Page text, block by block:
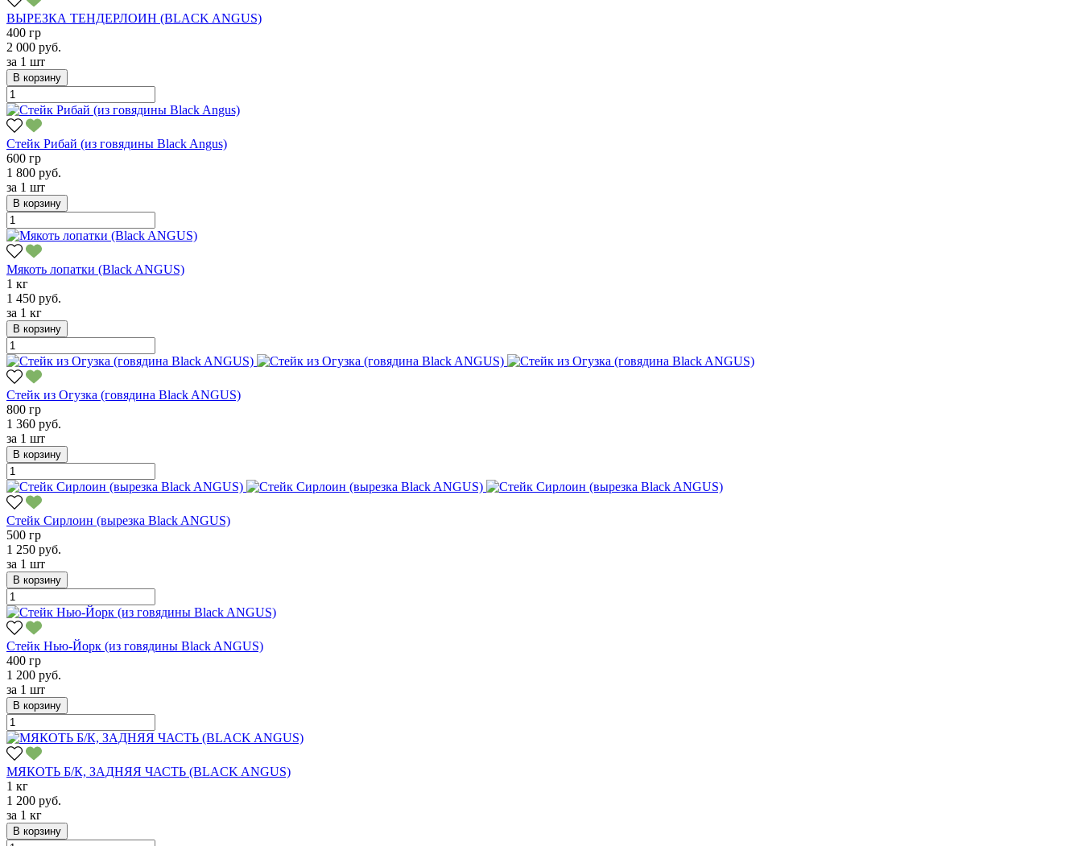
ВЫРЕЗКА ТЕНДЕРЛОИН (BLACK ANGUS)
400 гр
2 000 руб.
за 1 шт
В корзину
Стейк Рибай (из говядины Black Angus)
600 гр
1 800 руб.
за 1 шт
В корзину
Мякоть лопатки (Black ANGUS)
1 кг
1 450 руб.
за 1 кг
В корзину
Стейк из Огузка (говядина Black ANGUS)
800 гр
1 360 руб.
за 1 шт
В корзину
Стейк Сирлоин (вырезка Black ANGUS)
500 гр
1 250 руб.
за 1 шт
В корзину
Стейк Нью-Йорк (из говядины Black ANGUS)
400 гр
1 200 руб.
за 1 шт
В корзину
МЯКОТЬ Б/К, ЗАДНЯЯ ЧАСТЬ (BLACK ANGUS)
1 кг
1 200 руб.
за 1 кг
В корзину